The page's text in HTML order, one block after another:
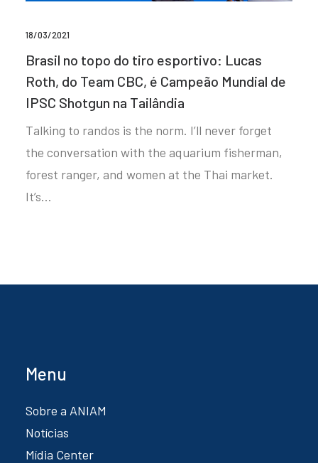
18/03/2021
Brasil no topo do tiro esportivo: Lucas
Roth, do Team CBC, é Campeão Mundial de
IPSC Shotgun na Tailândia
Talking to randos is the norm. I’ll never forget
the conversation with the aquarium fisherman,
forest ranger, and women at the Thai market.
It’s…
Menu
Sobre a ANIAM
Notícias
Mídia Center